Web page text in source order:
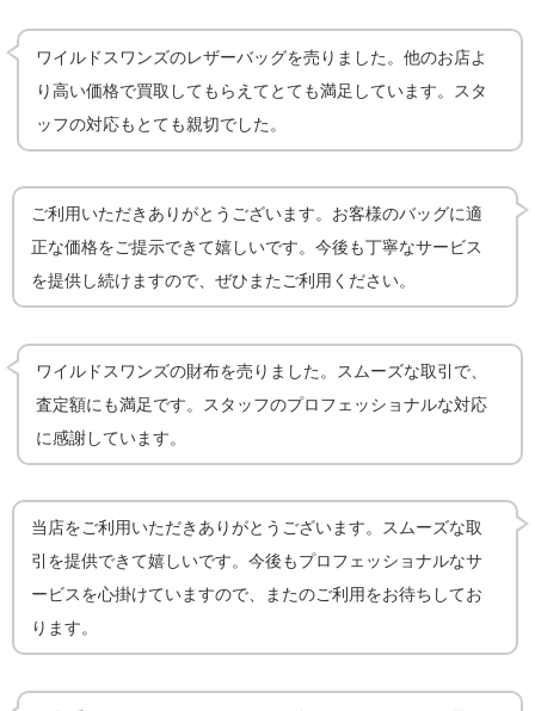
ワイルドスワンズのレザーバッグを売りました。他のお店よ
り高い価格で買取してもらえてとても満足しています。スタ
ッフの対応もとても親切でした。
ご利用いただきありがとうございます。お客様のバッグに適
正な価格をご提示できて嬉しいです。今後も丁寧なサービス
を提供し続けますので、ぜひまたご利用ください。
ワイルドスワンズの財布を売りました。スムーズな取引で、
査定額にも満足です。スタッフのプロフェッショナルな対応
に感謝しています。
当店をご利用いただきありがとうございます。スムーズな取
引を提供できて嬉しいです。今後もプロフェッショナルなサ
ービスを心掛けていますので、またのご利用をお待ちしてお
ります。